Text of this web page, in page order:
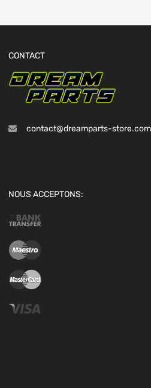
CONTACT
contact@dreamparts-store.com
NOUS ACCEPTONS: